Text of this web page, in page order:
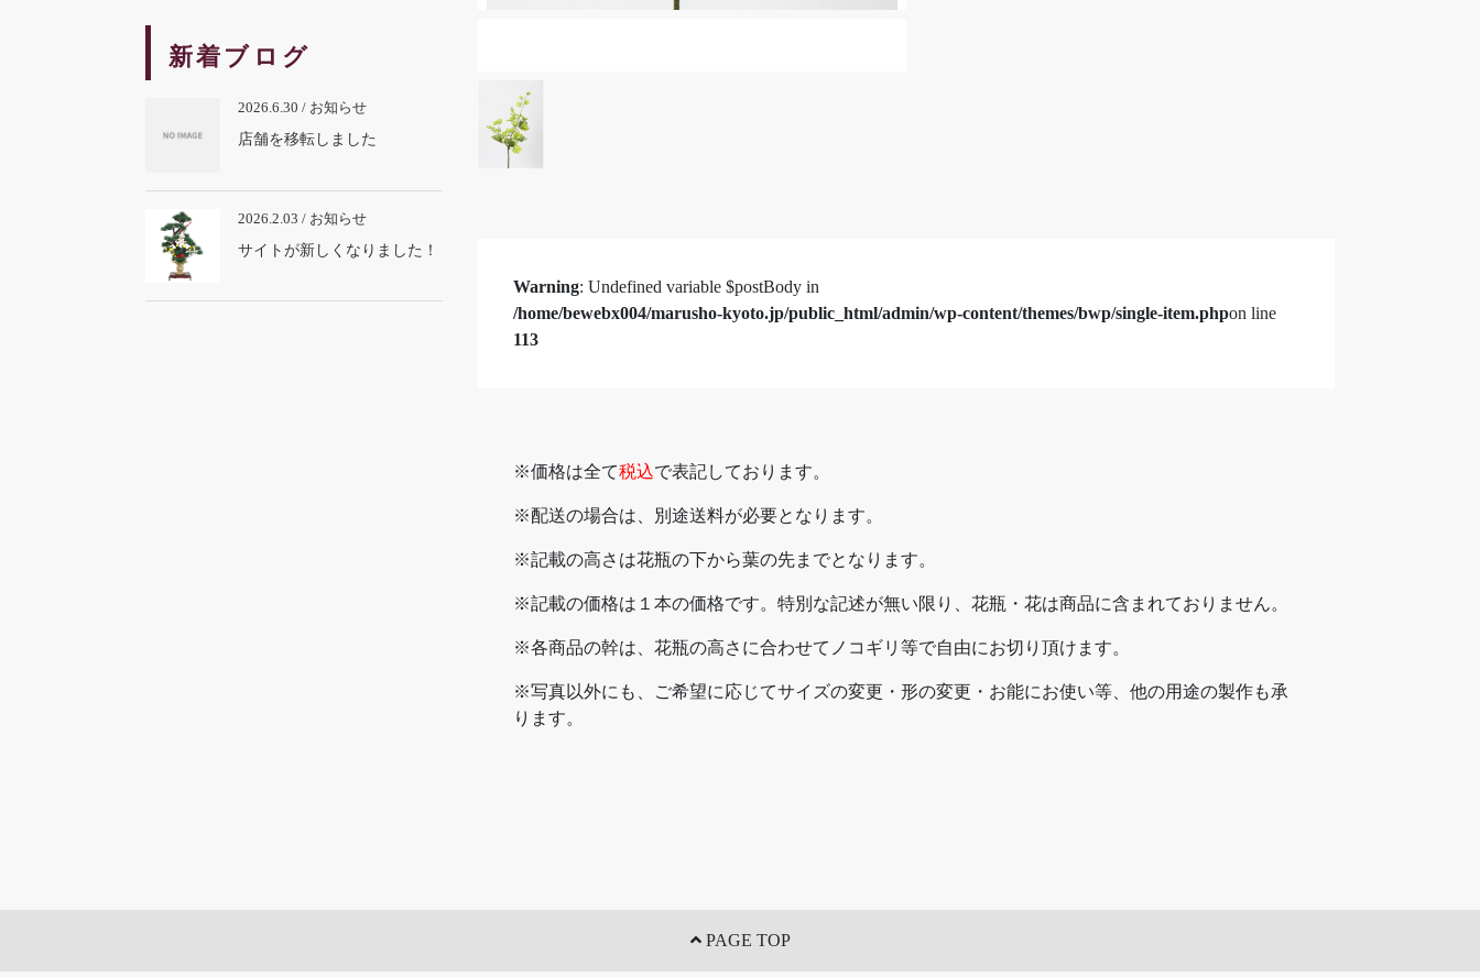
新着ブログ
2026.6.30 / お知らせ
店舗を移転しました
2026.2.03 / お知らせ
サイトが新しくなりました！
Warning: Undefined variable $postBody in
/home/bewebx004/marusho-kyoto.jp/public_html/admin/wp-content/themes/bwp/single-item.phpon line
113
※価格は全て税込で表記しております。
※配送の場合は、別途送料が必要となります。
※記載の高さは花瓶の下から葉の先までとなります。
※記載の価格は１本の価格です。特別な記述が無い限り、花瓶・花は商品に含まれておりません。
※各商品の幹は、花瓶の高さに合わせてノコギリ等で自由にお切り頂けます。
※写真以外にも、ご希望に応じてサイズの変更・形の変更・お能にお使い等、他の用途の製作も承
ります。
PAGE TOP